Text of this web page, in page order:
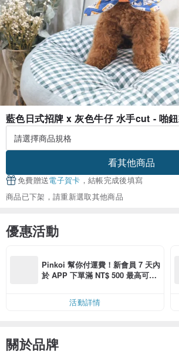
藍色日式招牌 x 灰色牛仔 水手cut - 啪
看其他商品
免費贈送電子賀卡 ，結帳完成後填寫
商品已下架，請重新選取其他商品
優惠活動
Pinkoi 幫你付運費！新會員 7 天內
於 APP 下單滿 NT$ 500 最高可折
活動詳情
關於品牌